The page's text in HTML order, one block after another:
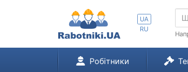
UA
RU
Робітники